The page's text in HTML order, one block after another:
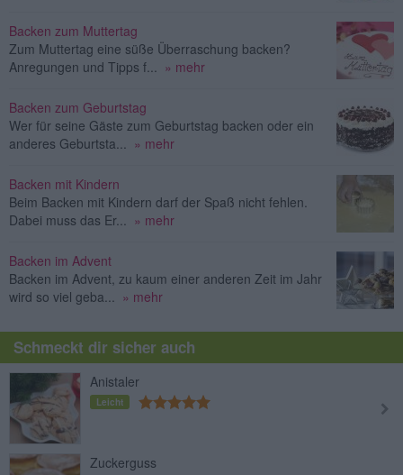
Backen zum Muttertag
Zum Muttertag eine süße Überraschung backen?
Anregungen und Tipps f...
» mehr
Backen zum Geburtstag
Wer für seine Gäste zum Geburtstag backen oder ein
anderes Geburtsta...
» mehr
Backen mit Kindern
Beim Backen mit Kindern darf der Spaß nicht fehlen.
Dabei muss das Er...
» mehr
Backen im Advent
Backen im Advent, zu kaum einer anderen Zeit im Jahr
wird so viel geba...
» mehr
Schmeckt dir sicher auch
Anistaler
Leicht
Zuckerguss